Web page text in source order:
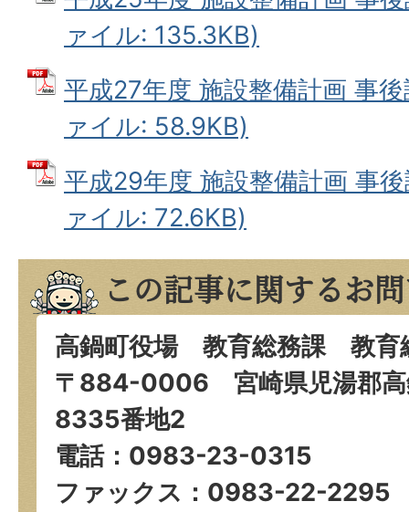
ァイル: 135.3KB)
平成27年度 施設整備計画 事
ァイル: 58.9KB)
平成29年度 施設整備計画 事
ァイル: 72.6KB)
この記事に関するお
高鍋町役場 教育総務課 教育
〒884-0006 宮崎県児湯郡高
8335番地2
電話：0983-23-0315
ファックス：0983-22-2295